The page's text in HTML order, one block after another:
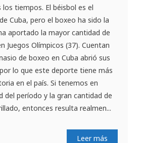
tiempos. El béisbol es el
Cuba, pero el boxeo ha sido la
aportado la mayor cantidad de
Juegos Olímpicos (37). Cuentan
de boxeo en Cuba abrió sus
lo que este deporte tiene más
en el país. Si tenemos en
del período y la gran cantidad de
entonces resulta realmen...
Leer más